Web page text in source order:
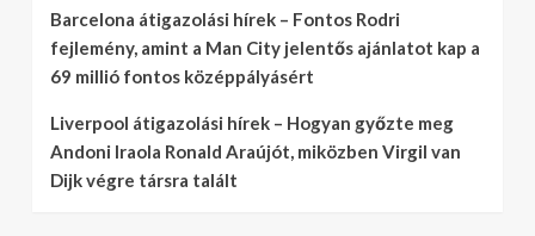
Barcelona átigazolási hírek – Fontos Rodri
fejlemény, amint a Man City jelentős ajánlatot kap a
69 millió fontos középpályásért
Liverpool átigazolási hírek – Hogyan győzte meg
Andoni Iraola Ronald Araújót, miközben Virgil van
Dijk végre társra talált